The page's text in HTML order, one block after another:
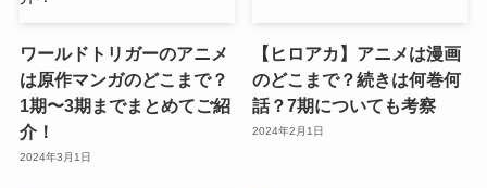
ワールドトリガーのアニメ
は原作マンガのどこまで？
1期〜3期までまとめてご紹
介！
2024年3月1日
【ヒロアカ】アニメは漫画
のどこまで？続きは何巻何
話？7期についても考察
2024年2月1日